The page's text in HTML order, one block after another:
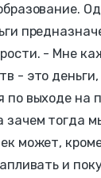
- Мне
- это
по выходе на
зачем тогда
может,
и